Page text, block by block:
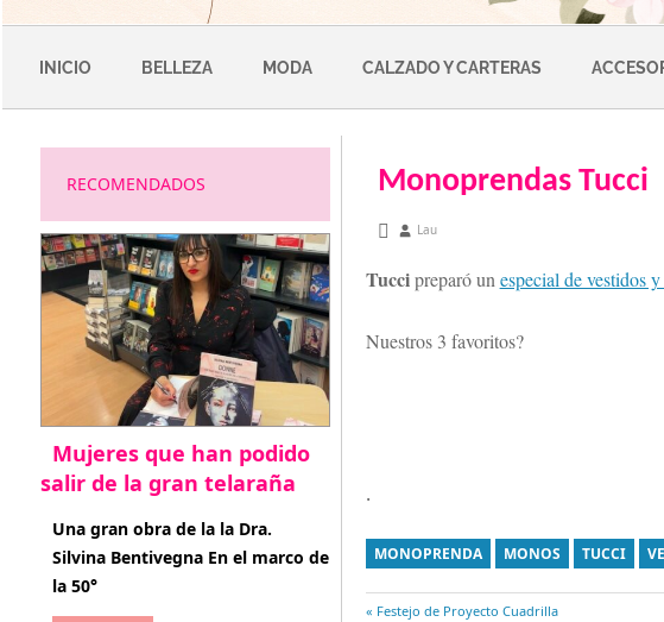
INICIO BELLEZA MODA CALZADO Y CARTERAS
Monoprendas Tucci
diciembre 2, 2012
Lau
Tuccipreparó un especial de vestidos
Nuestros 3 favoritos?
.
MONOPRENDA MONOS TUCCI
Entrada
Festejo de Proyecto Cuadrilla
RECOMENDADOS
Mujeres que han podido
salir de la gran telaraña
abril 29, 2026
Una gran obra de la la Dra.
Silvina Bentivegna En el marco de
la 50°